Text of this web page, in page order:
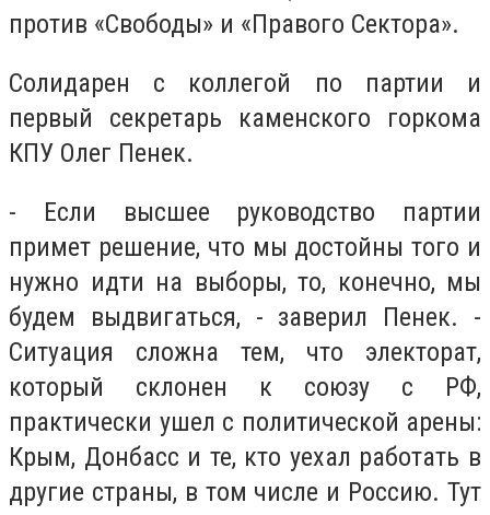
против «Свободы» и «Правого Сектора».
Солидарен с коллегой по партии и
первый секретарь каменского горкома
КПУ Олег Пенек.
- Если высшее руководство партии
примет решение, что мы достойны того и
нужно идти на выборы, то, конечно, мы
будем выдвигаться, - заверил Пенек. -
Ситуация сложна тем, что электорат,
который склонен к союзу с РФ,
практически ушел с политической арены:
Крым, Донбасс и те, кто уехал работать в
другие страны, в том числе и Россию. Тут